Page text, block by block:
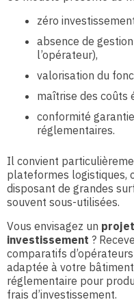
zéro
absence de
l’opérateur),
valorisation du
maîtrise des coûts
conformité
réglementaires.
Il convient
plateformes logistiques,
disposant de grandes
souvent sous-utilisées.
Vous envisagez un
investissement ?
comparatifs
adaptée à votre
réglementaire pour
frais d’investissement.